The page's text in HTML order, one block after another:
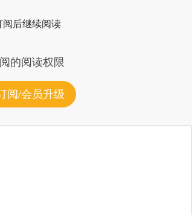
阅后继续阅读
的阅读权限
阅/会员升级